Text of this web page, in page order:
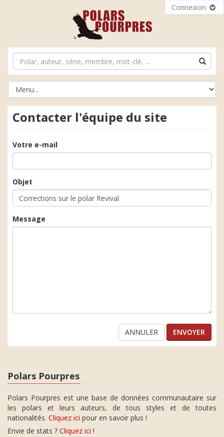
Connexion
Contacter l'équipe du site
Votre e-mail
Objet
Message
ANNULER
Polars Pourpres
Polars Pourpres est une base de données communautaire sur
les polars et leurs auteurs, de tous styles et de toutes
nationalités. Cliquez ici pour en savoir plus !
Envie de stats ? Cliquez ici !